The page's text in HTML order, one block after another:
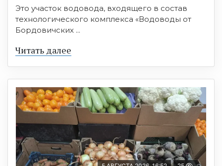
Это участок водовода, входящего в состав
технологического комплекса «Водоводы от
Бордовичских ...
Читать далее